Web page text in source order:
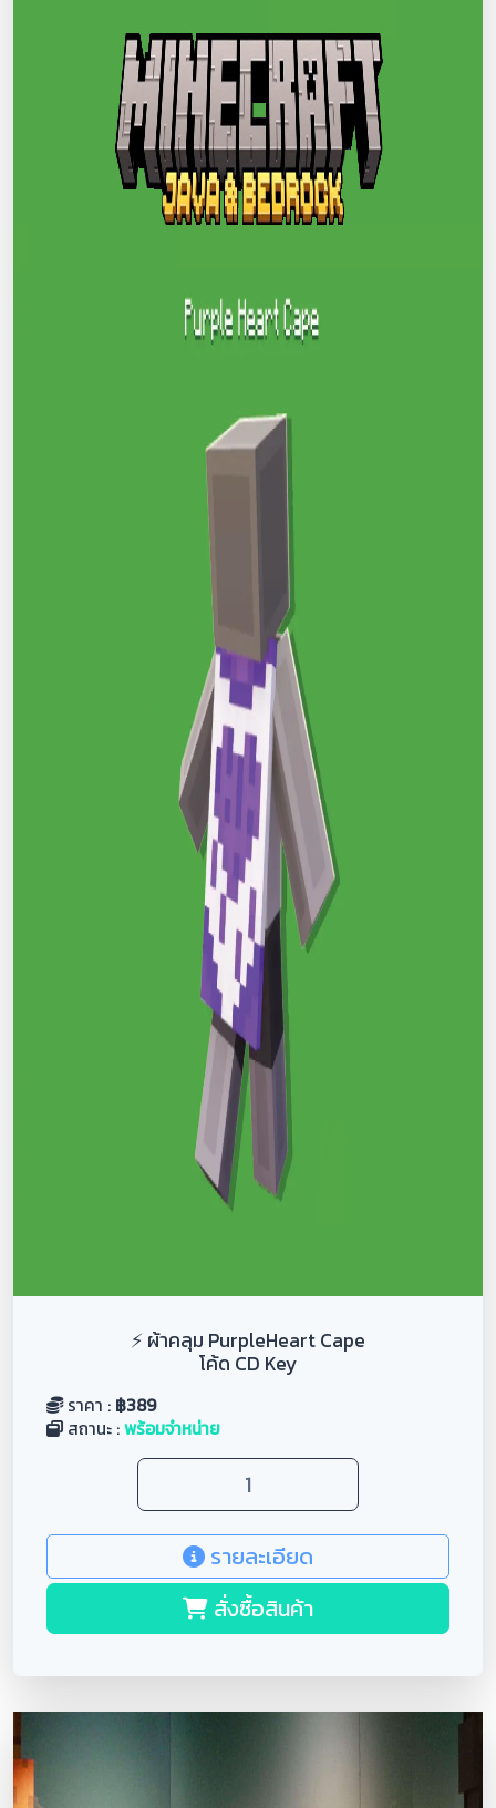
⚡ ผ้าคลุม PurpleHeart Cape
โค้ด CD Key
ราคา : ฿389
สถานะ :พร้อมจำหน่าย
รายละเอียด
สั่งซื้อสินค้า